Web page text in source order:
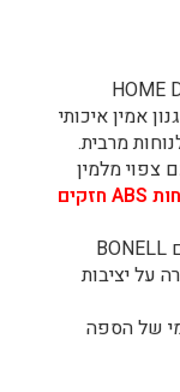
אמין איכותי
צפוי מלמין
מיוחד! תחתית ארגזי המצעים עשויים לוחות ABS חזקים
מושבי הספה עשויים קפיצי מתכת חזקים BONELL
על יציבות
של הספה